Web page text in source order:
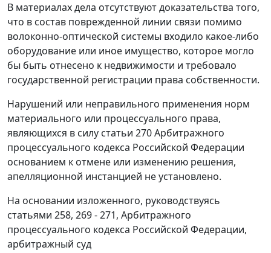
В материалах дела отсутствуют доказательства того,
что в состав поврежденной линии связи помимо
волоконно-оптической системы входило какое-либо
оборудование или иное имущество, которое могло
бы быть отнесено к недвижимости и требовало
государственной регистрации права собственности.
Нарушений или неправильного применения норм
материального или процессуального права,
являющихся в силу статьи 270Арбитражного
процессуального кодекса Российской Федерации
основанием к отмене или изменению решения,
апелляционной инстанцией не установлено.
На основании изложенного, руководствуясь
статьями 258, 269 - 271, Арбитражного
процессуального кодекса Российской Федерации,
арбитражный суд